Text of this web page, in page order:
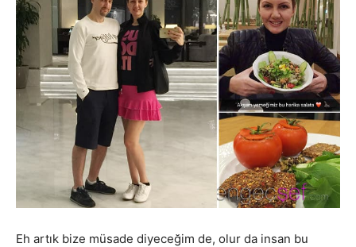
Eh artık bize müsade diyeceğim de, olur da insan bu